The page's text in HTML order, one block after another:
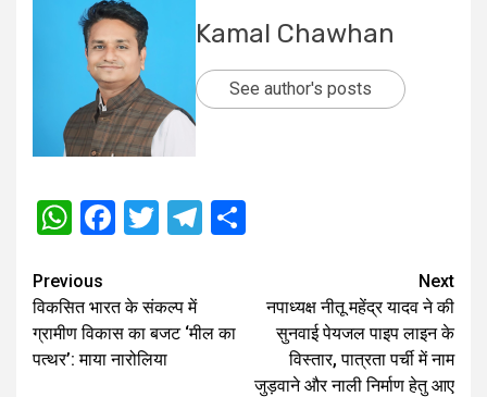
Kamal Chawhan
See author's posts
WhatsApp
Facebook
TwitterTelegram
Post
navigation
Previous
विकसित भारत के संकल्प में
ग्रामीण विकास का बजट ‘मील का
पत्थर’: माया नारोलिया
Next
नपाध्यक्ष नीतू महेंद्र यादव ने की
सुनवाई पेयजल पाइप लाइन के
विस्तार, पात्रता पर्ची में नाम
जुड़वाने और नाली निर्माण हेतु आए